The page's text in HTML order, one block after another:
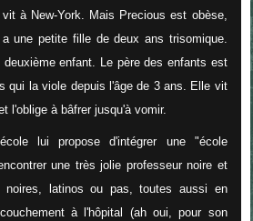
à New-York. Mais Precious est obèse,
une petite fille de deux ans trisomique.
enfant. Le père des enfants est
qui la viole depuis l'âge de 3 ans. Elle vit
l'oblige à bâfrer jusqu'à vomir.
lui propose d'intégrer une "école
une très jolie professeur noire et
noires, latinos ou pas, toutes aussi en
à l'hôpital (ah oui, pour son